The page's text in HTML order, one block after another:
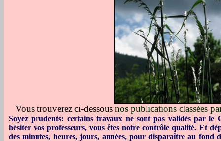
Vous trouverez ci-dessous nos publications classées
Soyez prudents: certains travaux ne sont pas validés par le
hésiter vos professeurs, vous êtes notre contrôle qualité. Et
des minutes, heures, jours, années,pour disparaître au fond